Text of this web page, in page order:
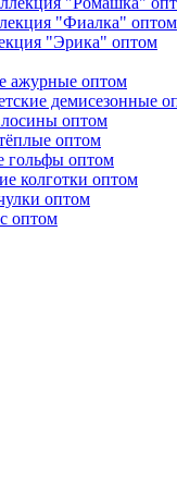
"Фиалка" оптом
"Эрика" оптом
ажурные оптом
демисезонные
лосины оптом
оптом
гольфы оптом
колготки оптом
оптом
оптом